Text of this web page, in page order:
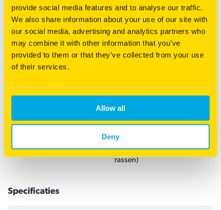
provide social media features and to analyse our traffic.
We also share information about your use of our site with
our social media, advertising and analytics partners who
may combine it with other information that you’ve
provided to them or that they’ve collected from your use
of their services.
Allow all
Deny
Waar te koop
HOEVEELHEID SOORTEN
50%
Veldbeemdgras (Grasgids
rassen)
Specificaties